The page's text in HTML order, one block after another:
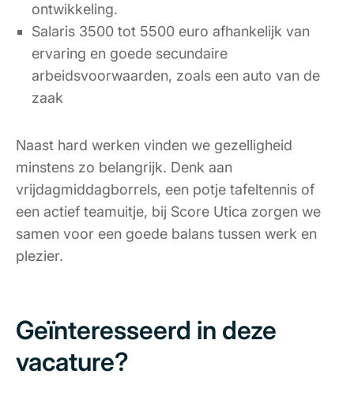
ontwikkeling.
Salaris 3500 tot 5500 euro afhankelijk van
ervaring en goede secundaire
arbeidsvoorwaarden, zoals een auto van de
zaak
Naast hard werken vinden we gezelligheid
minstens zo belangrijk. Denk aan
vrijdagmiddagborrels, een potje tafeltennis of
een actief teamuitje, bij Score Utica zorgen we
samen voor een goede balans tussen werk en
plezier.
Geïnteresseerd in deze
vacature?